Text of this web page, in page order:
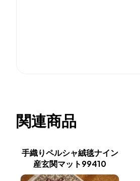
関連商品
手織りペルシャ絨毯ナイン
産玄関マット99410